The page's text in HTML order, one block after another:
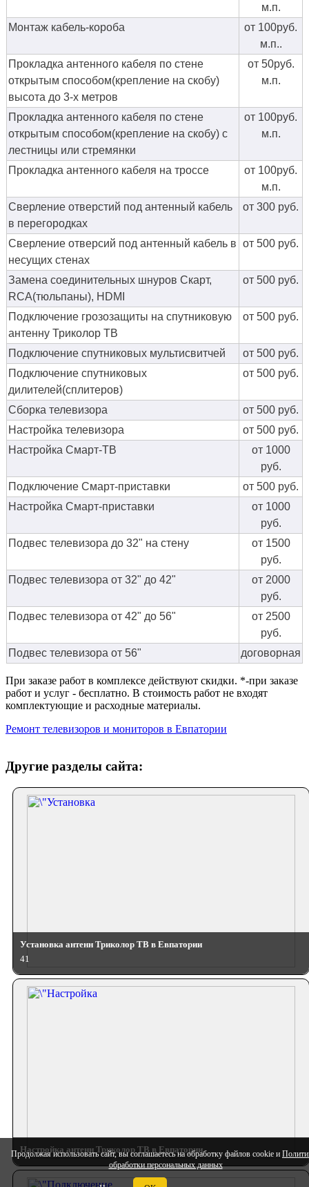
Продолжая использовать сайт, вы соглашаетесь на обработку файлов cookie и
обработки персональных данных
м.п.
Монтаж кабель-короба
от 100руб.
м.п..
Прокладка антенного кабеля по стене
открытым способом(крепление на скобу)
высота до 3-х метров
от 50руб.
м.п.
Прокладка антенного кабеля по стене
открытым способом(крепление на скобу) с
лестницы или стремянки
от 100руб.
м.п.
Прокладка антенного кабеля на троссе
от 100руб.
м.п.
Сверление отверстий под антенный кабель
в перегородках
от 300 руб.
Сверление отверсий под антенный кабель в
несущих стенах
от 500 руб.
Замена соединительных шнуров Скарт,
RCA(тюльпаны), HDMI
от 500 руб.
Подключение грозозащиты на спутниковую
антенну Триколор ТВ
от 500 руб.
Подключение спутниковых мультисвитчей
от 500 руб.
Подключение спутниковых
дилителей(сплитеров)
от 500 руб.
Сборка телевизора
от 500 руб.
Настройка телевизора
от 500 руб.
Настройка Смарт-ТВ
от 1000
руб.
Подключение Смарт-приставки
от 500 руб.
Настройка Смарт-приставки
от 1000
руб.
Подвес телевизора до 32" на стену
от 1500
руб.
Подвес телевизора от 32" до 42"
от 2000
руб.
Подвес телевизора от 42" до 56"
от 2500
руб.
Подвес телевизора от 56"
договорная
При заказе работ в комплексе действуют скидки. *-при заказе
работ и услуг - бесплатно. В стоимость работ не входят
комплектующие и расходные материалы.
Ремонт телевизоров и мониторов в Евпатории
Другие разделы сайта:
Установка антенн Триколор ТВ в Евпатории
41
Настройка антенн Триколор ТВ в Евпатории